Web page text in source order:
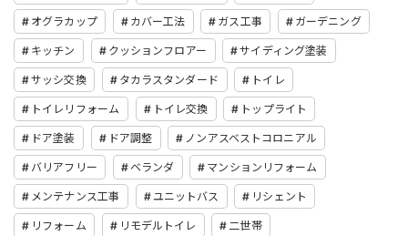
オグラカップ カバー工法 ガス工事 ガーデニング
キッチン クッションフロアー サイディング塗装
サッシ交換 タカラスタンダード トイレ
トイレリフォーム トイレ交換 トップライト
ドア塗装 ドア調整 ノンアスベストコロニアル
バリアフリー ベランダ マンションリフォーム
メンテナンス工事 ユニットバス リシェント
リフォーム リモデルトイレ 二世帯